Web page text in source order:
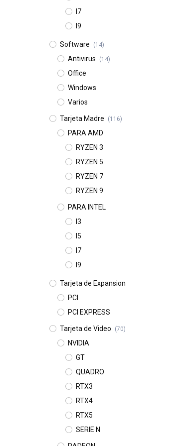
I7
I9
Software (14)
Antivirus (14)
Office
Windows
Varios
Tarjeta Madre (116)
PARA AMD
RYZEN 3
RYZEN 5
RYZEN 7
RYZEN 9
PARA INTEL
I3
I5
I7
I9
Tarjeta de Expansion
PCI
PCI EXPRESS
Tarjeta de Video (70)
NVIDIA
GT
QUADRO
RTX3
RTX4
RTX5
SERIE N